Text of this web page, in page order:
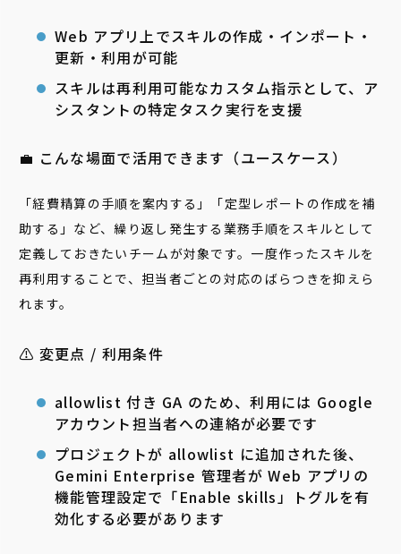
Web アプリ上でスキルの作成・インポート・
更新・利用が可能
スキルは再利用可能なカスタム指示として、ア
シスタントの特定タスク実行を支援
💼 こんな場面で活用できます（ユースケース）
「経費精算の手順を案内する」「定型レポートの作成を補
助する」など、繰り返し発生する業務手順をスキルとして
定義しておきたいチームが対象です。一度作ったスキルを
再利用することで、担当者ごとの対応のばらつきを抑えら
れます。
⚠️ 変更点 / 利用条件
allowlist 付き GA のため、利用には Google
アカウント担当者への連絡が必要です
プロジェクトが allowlist に追加された後、
Gemini Enterprise 管理者が Web アプリの
機能管理設定で「Enable skills」トグルを有
効化する必要があります